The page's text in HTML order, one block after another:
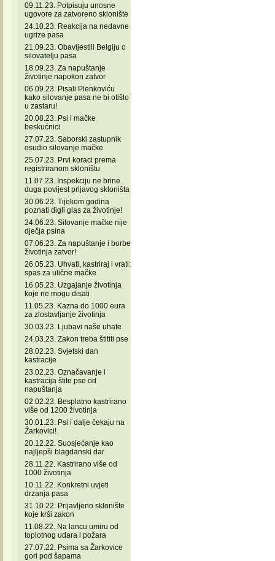
09.11.23. Potpisuju unosne
ugovore za zatvoreno sklonište
24.10.23. Reakcija na nedavne
ugrize pasa
21.09.23. Obavijestili Belgiju o
silovatelju pasa
18.09.23. Za napuštanje
životinje napokon zatvor
06.09.23. Pisali Plenkoviću
kako silovanje pasa ne bi otišlo
u zastaru!
20.08.23. Psi i mačke
beskućnici
27.07.23. Saborski zastupnik
osudio silovanje mačke
25.07.23. Prvi koraci prema
registriranom skloništu
11.07.23. Inspekciju ne brine
duga povijest prljavog skloništa
30.06.23. Tijekom godina
poznati digli glas za životinje!
24.06.23. Silovanje mačke nije
dječja psina
07.06.23. Za napuštanje i borbe
životinja zatvor!
26.05.23. Uhvati, kastriraj i vrati:
spas za ulične mačke
16.05.23. Uzgajanje životinja
koje ne mogu disati
11.05.23. Kazna do 1000 eura
za zlostavljanje životinja
30.03.23. Ljubavi naše uhate
24.03.23. Zakon treba štititi pse
28.02.23. Svjetski dan
kastracije
23.02.23. Označavanje i
kastracija štite pse od
napuštanja
02.02.23. Besplatno kastrirano
više od 1200 životinja
30.01.23. Psi i dalje čekaju na
Žarkovici!
20.12.22. Suosjećanje kao
najljepši blagdanski dar
28.11.22. Kastrirano više od
1000 životinja
10.11.22. Konkretni uvjeti
drzanja pasa
31.10.22. Prijavljeno sklonište
koje krši zakon
11.08.22. Na lancu umiru od
toplotnog udara i požara
27.07.22. Psima sa Žarkovice
gori pod šapama